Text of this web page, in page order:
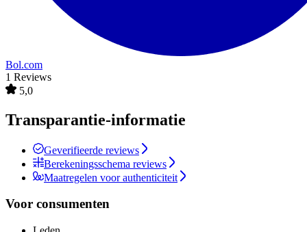
Bol.com
1 Reviews
5,0
Transparantie-informatie
Geverifieerde reviews
Berekeningsschema reviews
Maatregelen voor authenticiteit
Voor consumenten